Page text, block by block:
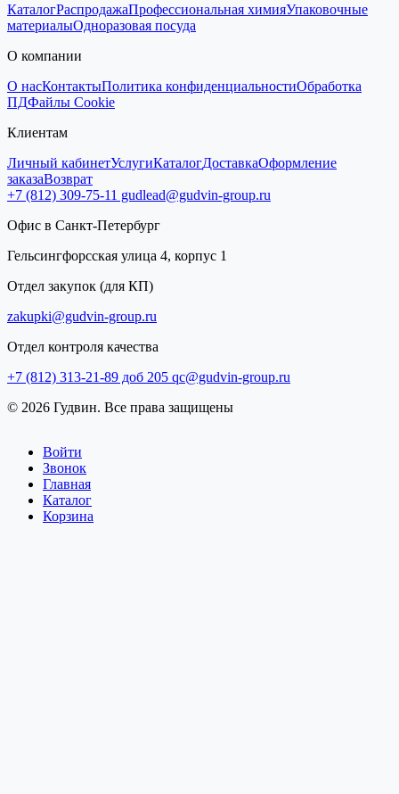
КаталогРаспродажаПрофессиональная химияУпаковочные
материалыОдноразовая посуда
О компании
О насКонтактыПолитика конфиденциальностиОбработка
ПДФайлы Cookie
Клиентам
Личный кабинетУслугиКаталогДоставкаОформление
заказаВозврат
+7 (812) 309-75-11 gudlead@gudvin-group.ru
Офис в Санкт-Петербург
Гельсингфорсская улица 4, корпус 1
Отдел закупок (для КП)
zakupki@gudvin-group.ru
Отдел контроля качества
+7 (812) 313-21-89 доб 205 qc@gudvin-group.ru
© 2026 Гудвин. Все права защищены
Войти
Звонок
Главная
Каталог
Корзина